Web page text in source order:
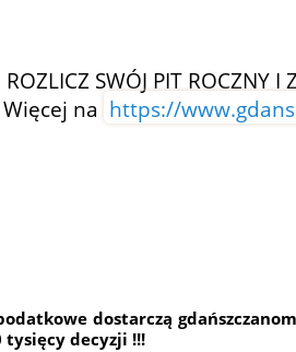
ROZLICZ SWÓJ PIT ROCZNY I
Więcej na https://
dostarczą
tysięcy decyzji !!!